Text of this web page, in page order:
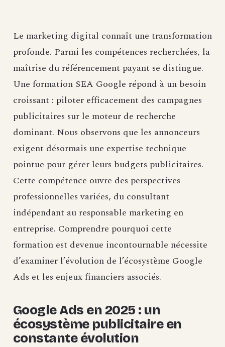
Le marketing digital connaît une transformation
profonde. Parmi les compétences recherchées, la
maîtrise du référencement payant se distingue.
Une formation SEA Google répond à un besoin
croissant : piloter efficacement des campagnes
publicitaires sur le moteur de recherche
dominant. Nous observons que les annonceurs
exigent désormais une expertise technique
pointue pour gérer leurs budgets publicitaires.
Cette compétence ouvre des perspectives
professionnelles variées, du consultant
indépendant au responsable marketing en
entreprise. Comprendre pourquoi cette
formation est devenue incontournable nécessite
d’examiner l’évolution de l’écosystème Google
Ads et les enjeux financiers associés.
Google Ads en 2025 : un
écosystème publicitaire en
constante évolution